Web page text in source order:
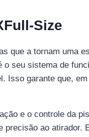
Size
que a tornam uma
seu sistema de
Isso garante que,
e o controle da
ao atirador.